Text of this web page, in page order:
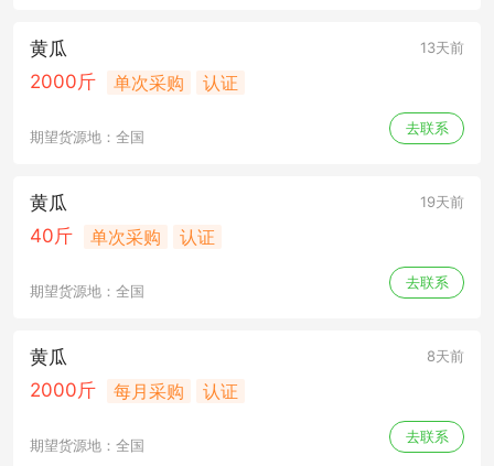
黄瓜 13天前
2000斤 单次采购 认证
期望货源地：全国
去联系
黄瓜 19天前
40斤 单次采购 认证
期望货源地：全国
去联系
黄瓜 8天前
2000斤 每月采购 认证
期望货源地：全国
去联系